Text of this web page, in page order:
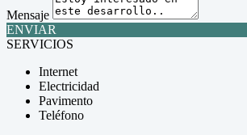
Mensaje
ENVIAR
SERVICIOS
Internet
Electricidad
Pavimento
Teléfono